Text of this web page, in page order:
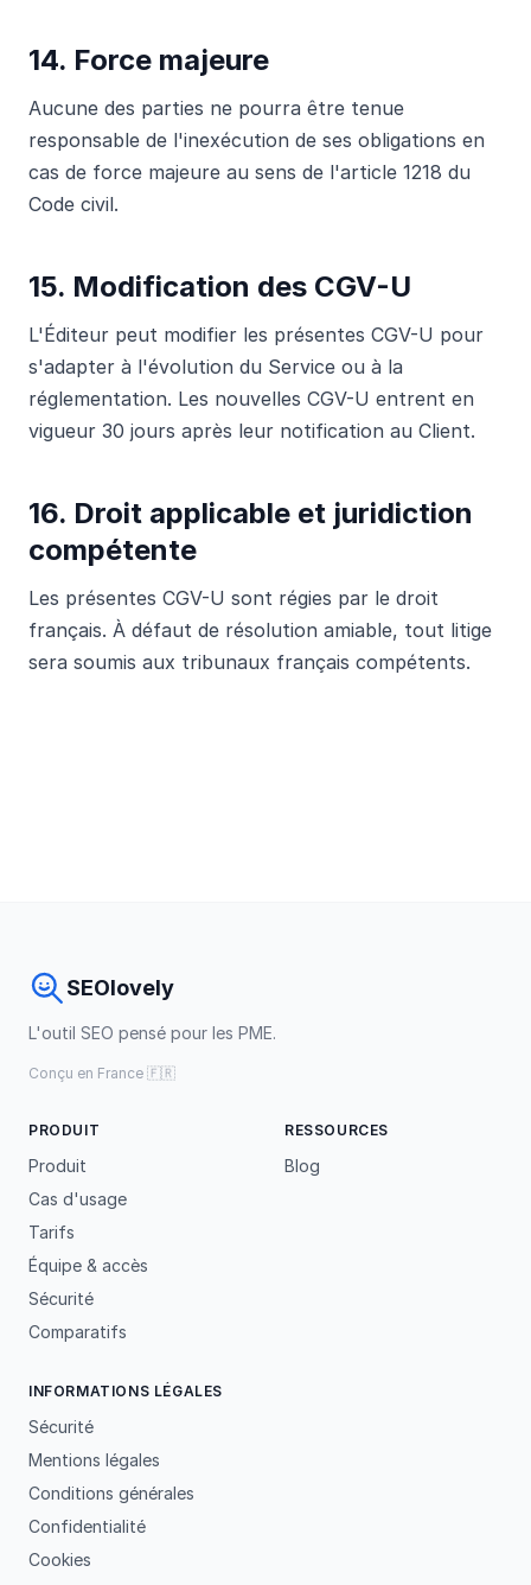
14. Force majeure
Aucune des parties ne pourra être tenue
responsable de l'inexécution de ses obligations en
cas de force majeure au sens de l'article 1218 du
Code civil.
15. Modification des CGV-U
L'Éditeur peut modifier les présentes CGV-U pour
s'adapter à l'évolution du Service ou à la
réglementation. Les nouvelles CGV-U entrent en
vigueur 30 jours après leur notification au Client.
16. Droit applicable et juridiction
compétente
Les présentes CGV-U sont régies par le droit
français. À défaut de résolution amiable, tout litige
sera soumis aux tribunaux français compétents.
SEOlovely
L'outil SEO pensé pour les PME.
Conçu en France 🇫🇷
PRODUIT
Produit
Cas d'usage
Tarifs
Équipe & accès
Sécurité
Comparatifs
RESSOURCES
Blog
INFORMATIONS LÉGALES
Sécurité
Mentions légales
Conditions générales
Confidentialité
Cookies